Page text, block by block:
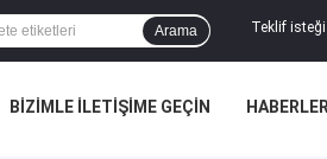
Teklif isteği
Arama
BIZIMLE ILETIŞIME GEÇIN HABERLER